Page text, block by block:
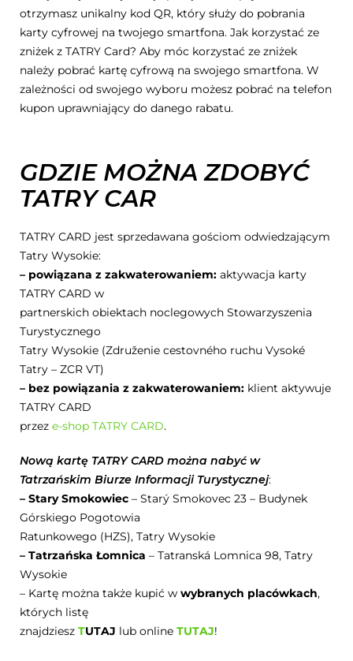
otrzymasz unikalny kod QR, który służy do pobrania
karty cyfrowej na twojego smartfona. Jak korzystać ze
zniżek z TATRY Card? Aby móc korzystać ze zniżek
należy pobrać kartę cyfrową na swojego smartfona. W
zależności od swojego wyboru możesz pobrać na telefon
kupon uprawniający do danego rabatu.
GDZIE MOŻNA ZDOBYĆ
TATRY CAR
TATRY CARD jest sprzedawana gościom odwiedzającym
Tatry Wysokie:
– powiązana z zakwaterowaniem:aktywacja karty
TATRY CARD w
partnerskich obiektach noclegowych Stowarzyszenia
Turystycznego
Tatry Wysokie (Združenie cestovného ruchu Vysoké
Tatry – ZCR VT)
– bez powiązania z zakwaterowaniem: klient aktywuje
TATRY CARD
przez e-shop TATRY CARD.
Nową kartę TATRY CARD można nabyć w
Tatrzańskim Biurze Informacji Turystycznej:
– Stary Smokowiec – Starý Smokovec 23 – Budynek
Górskiego Pogotowia
Ratunkowego (HZS), Tatry Wysokie
– Tatrzańska Łomnica – Tatranská Lomnica 98, Tatry
Wysokie
– Kartę można także kupić w wybranych placówkach,
których listę
znajdziesz TUTAJ lub online TUTAJ!